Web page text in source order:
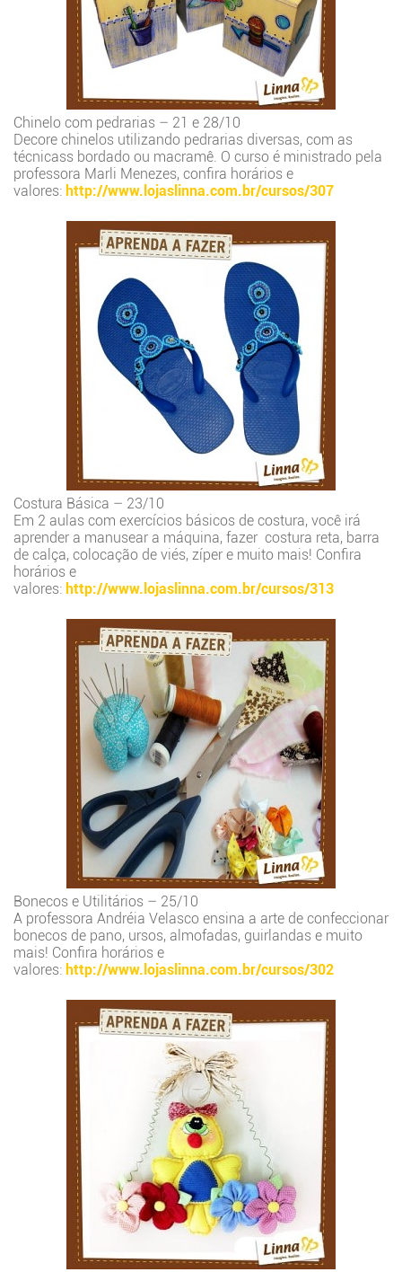
Chinelo com pedrarias – 21 e 28/10
Decore chinelos utilizando pedrarias diversas, com as
técnicass bordado ou macramê. O curso é ministrado pela
professora Marli Menezes, confira horários e
valores: http://www.lojaslinna.com.br/cursos/307
Costura Básica – 23/10
Em 2 aulas com exercícios básicos de costura, você irá
aprender a manusear a máquina, fazer costura reta, barra
de calça, colocação de viés, zíper e muito mais! Confira
horários e
valores: http://www.lojaslinna.com.br/cursos/313
Bonecos e Utilitários – 25/10
A professora Andréia Velasco ensina a arte de confeccionar
bonecos de pano, ursos, almofadas, guirlandas e muito
mais! Confira horários e
valores: http://www.lojaslinna.com.br/cursos/302